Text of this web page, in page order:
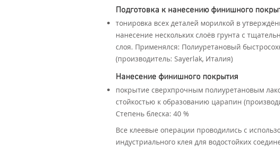
Подготовка к нанесению финишного
тонировка всех деталей морилкой в
нанесение нескольких слоёв грунта с
слоя. Применялся: Полиуретановый
(производитель: Sayerlak, Италия)
Нанесение финишного покрытия
покрытие сверхпрочным полиуретановым
стойкостью к образованию царапин
Степень блеска: 40 %
Все клеевые операции проводились с
индустриального клея для водостойких